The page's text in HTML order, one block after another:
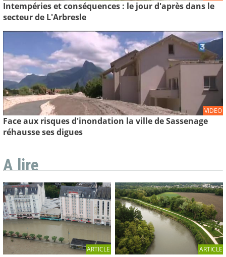
Intempéries et conséquences : le jour d'après dans le
secteur de L'Arbresle
VIDEO
Face aux risques d'inondation la ville de Sassenage
réhausse ses digues
A lire
ARTICLE ARTICLE